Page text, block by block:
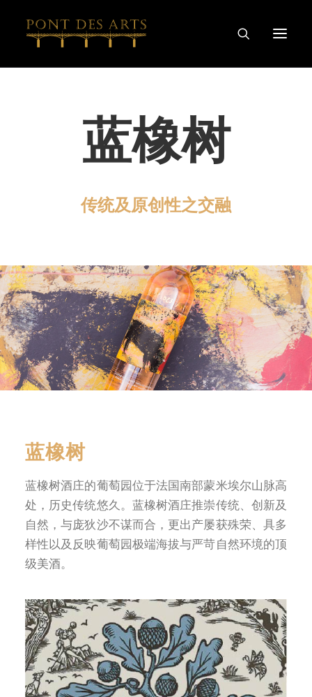
葡萄酒及烈酒系列
联系我们
隐私和COOKIE政策
条款及细则
蓝橡树
传统及原创性之交融
蓝橡树
蓝橡树酒庄的葡萄园位于法国南部蒙米埃尔山脉高
处，历史传统悠久。蓝橡树酒庄推崇传统、创新及
自然，与庞狄沙不谋而合，更出产屡获殊荣、具多
样性以及反映葡萄园极端海拔与严苛自然环境的顶
级美酒。